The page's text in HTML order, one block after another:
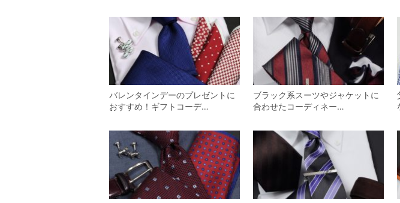
バレンタインデーのプレゼントに
おすすめ！ギフトコーデ…
ブラック系スーツやジャケットに
合わせたコーディネー…